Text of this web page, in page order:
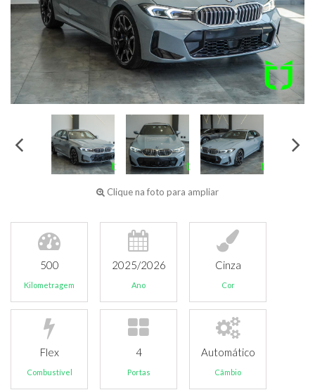
Clique na foto para ampliar
500
Kilometragem
2025/2026
Ano
Cinza
Cor
Flex
Combustível
4
Portas
Automático
Câmbio